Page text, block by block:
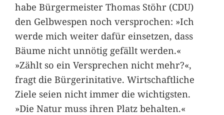
habe Bürgermeister Thomas Stöhr (CDU)
den Gelbwespen noch versprochen: »Ich
werde mich weiter dafür einsetzen, dass
Bäume nicht unnötig gefällt werden.«
»Zählt so ein Versprechen nicht mehr?«,
fragt die Bürgerinitative. Wirtschaftliche
Ziele seien nicht immer die wichtigsten.
»Die Natur muss ihren Platz behalten.«